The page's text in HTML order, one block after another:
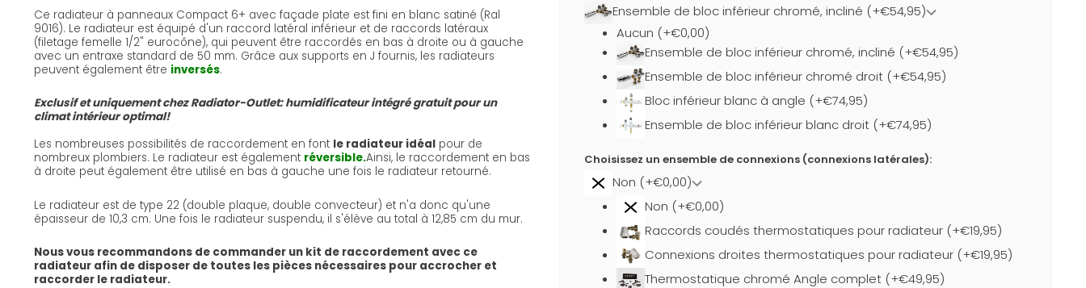
Ce radiateur à panneaux Compact 6+ avec façade plate est fini en blanc satiné (Ral
9016). Le radiateur est équipé d'un raccord latéral inférieur et de raccords latéraux
(filetage femelle 1/2" eurocône), qui peuvent être raccordés en bas à droite ou à gauche
avec un entraxe standard de 50 mm. Grâce aux supports en J fournis, les radiateurs
peuvent également être inversés.
Exclusif et uniquement chez Radiator-Outlet: humidificateur intégré gratuit pour un
climat intérieur optimal!
Les nombreuses possibilités de raccordement en font le radiateur idéal pour de
nombreux plombiers. Le radiateur est également réversible.Ainsi, le raccordement en bas
à droite peut également être utilisé en bas à gauche une fois le radiateur retourné.
Le radiateur est de type 22 (double plaque, double convecteur) et n'a donc qu'une
épaisseur de 10,3 cm. Une fois le radiateur suspendu, il s'élève au total à 12,85 cm du mur.
Nous vous recommandons de commander un kit de raccordement avec ce
radiateur afin de disposer de toutes les pièces nécessaires pour accrocher et
raccorder le radiateur.
Ensemble de bloc inférieur chromé, incliné (+€54,95)
Aucun (+€0,00)
Ensemble de bloc inférieur chromé, incliné (+€54,95)
Ensemble de bloc inférieur chromé droit (+€54,95)
Bloc inférieur blanc à angle (+€74,95)
Ensemble de bloc inférieur blanc droit (+€74,95)
Choisissez un ensemble de connexions (connexions latérales):
Non (+€0,00)
Non (+€0,00)
Raccords coudés thermostatiques pour radiateur (+€19,95)
Connexions droites thermostatiques pour radiateur (+€19,95)
Thermostatique chromé Angle complet (+€49,95)